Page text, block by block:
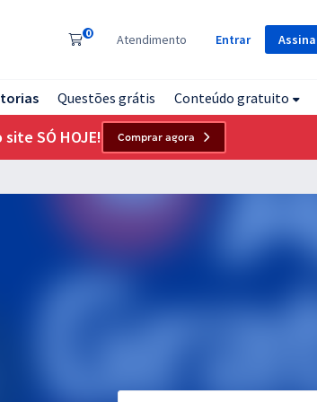
0 Atendimento Entrar
Questões grátis Conteúdo gratuito
SÓ HOJE! Comprar agora